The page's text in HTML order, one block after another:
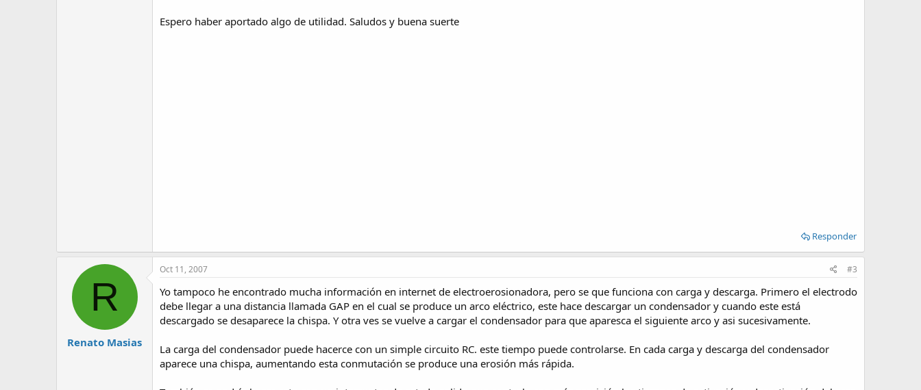
Espero haber aportado algo de utilidad. Saludos y buena suerte
Responder
R
Renato Masias
Oct 11, 2007 #3
Yo tampoco he encontrado mucha información en internet de electroerosionadora, pero se que funciona con carga y descarga. Primero el electrodo
debe llegar a una distancia llamada GAP en el cual se produce un arco eléctrico, este hace descargar un condensador y cuando este está
descargado se desaparece la chispa. Y otra ves se vuelve a cargar el condensador para que aparesca el siguiente arco y asi sucesivamente.
La carga del condensador puede hacerce con un simple circuito RC. este tiempo puede controlarse. En cada carga y descarga del condensador
aparece una chispa, aumentando esta conmutación se produce una erosión más rápida.